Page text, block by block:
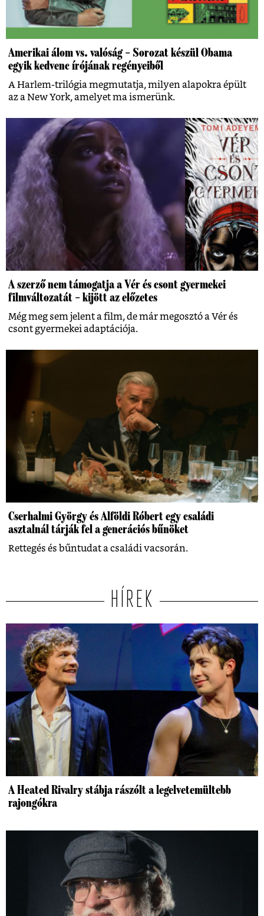
Amerikai álom vs. valóság – Sorozat készül Obama
egyik kedvenc írójának regényeiből
A Harlem-trilógia megmutatja, milyen alapokra épült
az a New York, amelyet ma ismerünk.
A szerző nem támogatja a Vér és csont gyermekei
filmváltozatát – kijött az előzetes
Még meg sem jelent a film, de már megosztó a Vér és
csont gyermekei adaptációja.
Cserhalmi György és Alföldi Róbert egy családi
asztalnál tárják fel a generációs bűnöket
Rettegés és bűntudat a családi vacsorán.
HÍREK
A Heated Rivalry stábja rászólt a legelvetemültebb
rajongókra